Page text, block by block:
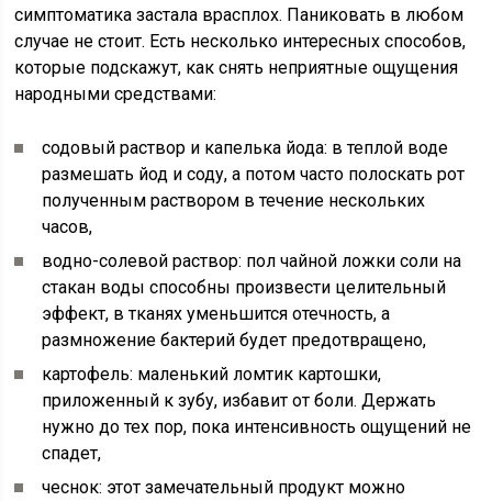
симптоматика застала врасплох. Паниковать в любом
случае не стоит. Есть несколько интересных способов,
которые подскажут, как снять неприятные ощущения
народными средствами:
содовый раствор и капелька йода: в теплой воде
размешать йод и соду, а потом часто полоскать рот
полученным раствором в течение нескольких
часов,
водно-солевой раствор: пол чайной ложки соли на
стакан воды способны произвести целительный
эффект, в тканях уменьшится отечность, а
размножение бактерий будет предотвращено,
картофель: маленький ломтик картошки,
приложенный к зубу, избавит от боли. Держать
нужно до тех пор, пока интенсивность ощущений не
спадет,
чеснок: этот замечательный продукт можно